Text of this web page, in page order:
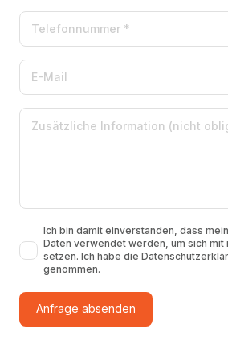
Ich bin damit einverstanden, dass
Daten verwendet werden, um sich mit
setzen. Ich habe die
genommen.
Anfrage absenden